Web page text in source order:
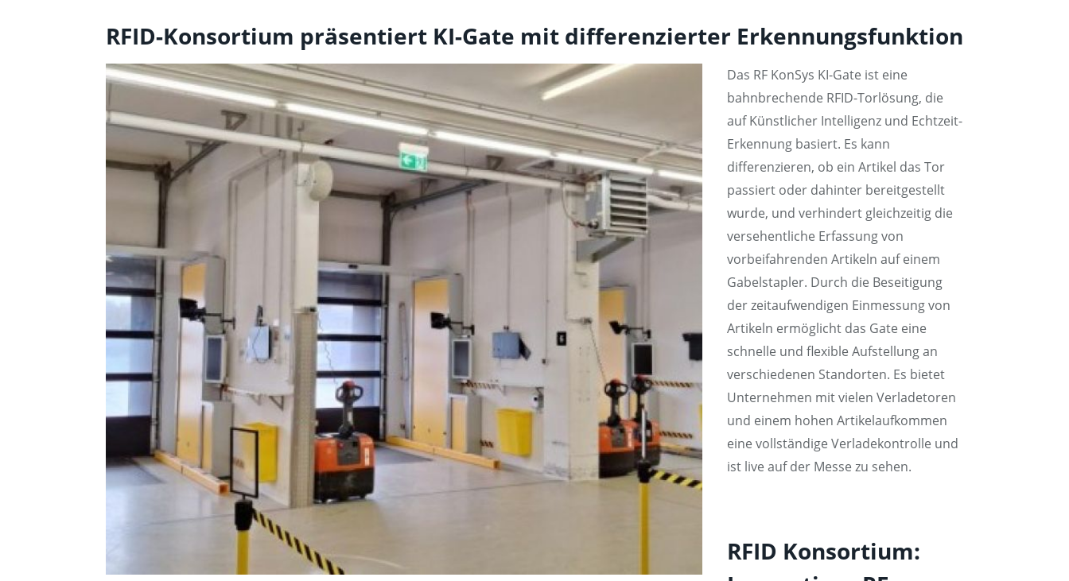
RFID-Konsortium präsentiert KI-Gate mit differenzierter Erkennungsfunktion
Das RF KonSys KI-Gate ist eine
bahnbrechende RFID-Torlösung, die
auf Künstlicher Intelligenz und Echtzeit-
Erkennung basiert. Es kann
differenzieren, ob ein Artikel das Tor
passiert oder dahinter bereitgestellt
wurde, und verhindert gleichzeitig die
versehentliche Erfassung von
vorbeifahrenden Artikeln auf einem
Gabelstapler. Durch die Beseitigung
der zeitaufwendigen Einmessung von
Artikeln ermöglicht das Gate eine
schnelle und flexible Aufstellung an
verschiedenen Standorten. Es bietet
Unternehmen mit vielen Verladetoren
und einem hohen Artikelaufkommen
eine vollständige Verladekontrolle und
ist live auf der Messe zu sehen.
RFID Konsortium: